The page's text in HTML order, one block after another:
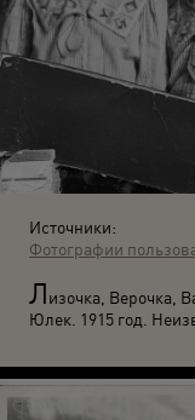
Источники:
Фотографии
Лизочка, Верочка,
Юлек. 1915 год.